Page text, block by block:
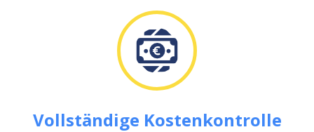
Vollständige Kostenkontrolle